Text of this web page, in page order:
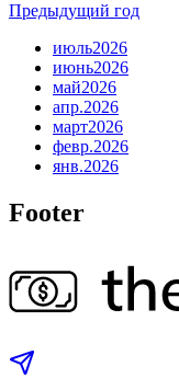
Предыдущий год
июль2026
июнь2026
май2026
апр.2026
март2026
февр.2026
янв.2026
Footer